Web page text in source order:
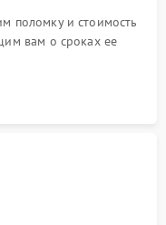
поломку и стоимость
вам о сроках ее